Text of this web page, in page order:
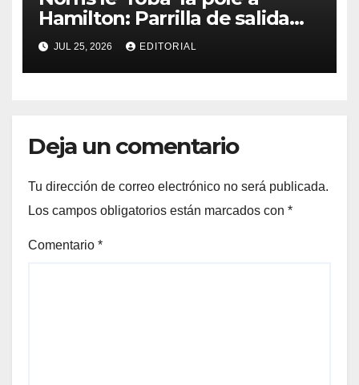
Hamilton: Parrilla de salida
del Gran Premio de Hungría
2026
JUL 25, 2026 EDITORIAL
Deja un comentario
Tu dirección de correo electrónico no será publicada.
Los campos obligatorios están marcados con *
Comentario *